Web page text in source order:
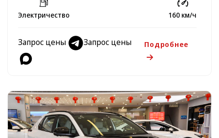
Электричество 160 км/ч
Запрос цены Запрос цены Подробнее